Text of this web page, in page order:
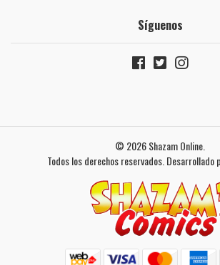
Síguenos
© 2026 Shazam Online.
Todos los derechos reservados. Desarrollado